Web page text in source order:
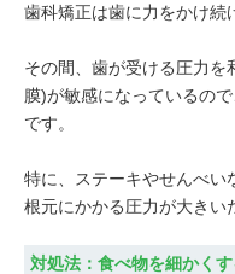
歯科矯正は歯に力をかけ続
その間、歯が受ける圧力を
膜)が敏感になっているの
です。
特に、ステーキやせんべい
根元にかかる圧力が大きい
対処法：食べ物を細かくす